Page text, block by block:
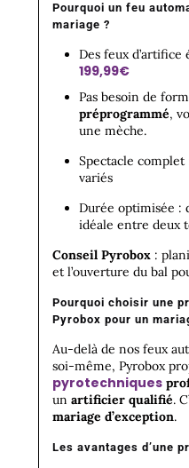
Pourquoi un feu
mariage ?
Des feux d’artifice
199,99€
Pas besoin de
préprogrammé,
une mèche.
Spectacle
variés
Durée optimisée :
idéale entre deux
Conseil Pyrobox :
et l’ouverture du bal
Pourquoi choisir une
Pyrobox pour un
Au-delà de nos feux
soi-même, Pyrobox
pyrotechniques
un artificier qualifié.
mariage d’exception.
Les avantages d’une